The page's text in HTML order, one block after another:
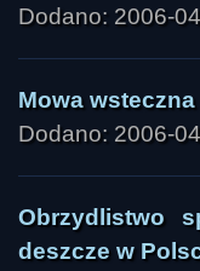
Dodano: 2006-
Mowa
Dodano: 2006-
Obrzydlistwo
deszcze w